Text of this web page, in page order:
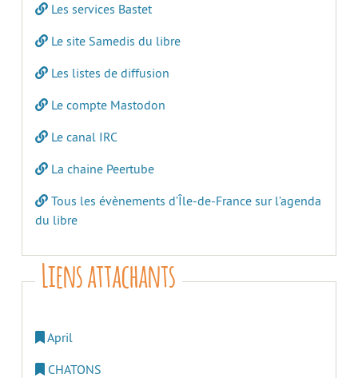
Les services Bastet
Le site Samedis du libre
Les listes de diffusion
Le compte Mastodon
Le canal IRC
La chaine Peertube
Tous les évènements d’Île-de-France sur l’agenda
du libre
Liens attachants
April
CHATONS